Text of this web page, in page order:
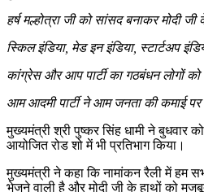
हर्ष मल्होत्रा जी को सांसद बनाकर मोदी
स्किल इंडिया, मेड इन इंडिया, स्टार्टअप
कांग्रेस और आप पार्टी का गठबंधन लोगों
आम आदमी पार्टी ने आम जनता की कमाई
मुख्यमंत्री श्री पुष्कर सिंह धामी ने बुधवार
आयोजित रोड शो में भी प्रतिभाग किया।
मुख्यमंत्री ने कहा कि नामांकन रैली में हम
भेजने वाली है और मोदी जी के हाथों को